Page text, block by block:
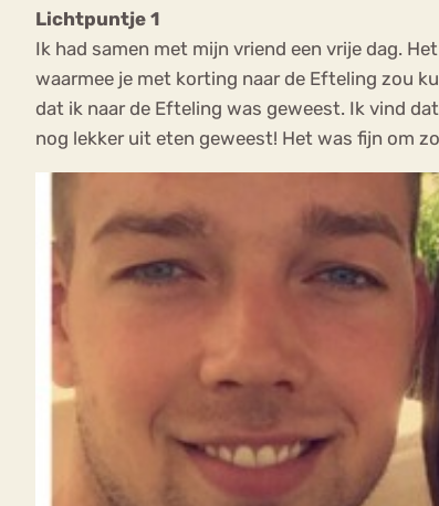
Lichtpuntje 1
Ik had samen met mijn vriend een vrije dag.
waarmee je met korting naar de Efteling zou
dat ik naar de Efteling was geweest. Ik vind
nog lekker uit eten geweest! Het was fijn om